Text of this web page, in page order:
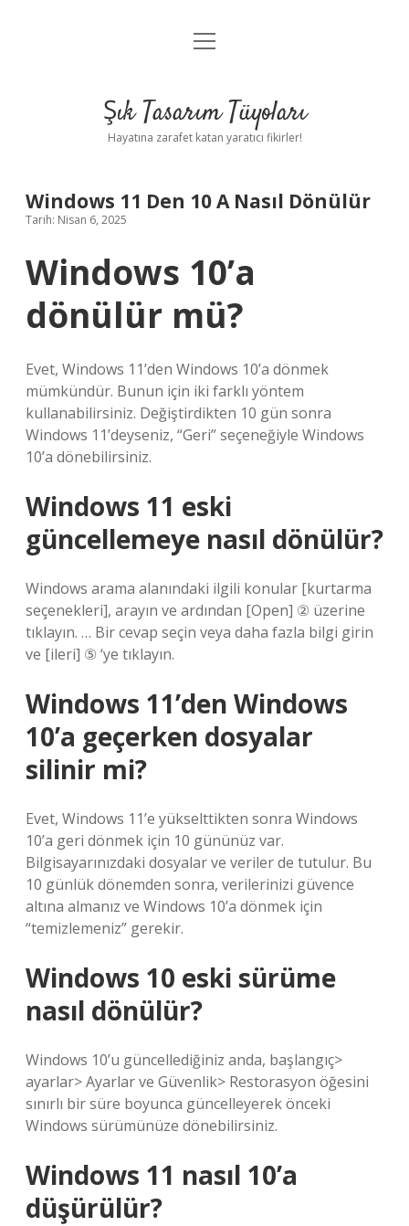
Anasayfa
Yasal Uyarı
menüyü
Şık Tasarım Tüyoları
Hayatına zarafet katan yaratıcı fikirler!
Windows 11 Den 10 A Nasıl Dönülür
Tarih: Nisan 6, 2025
Windows 10’a
dönülür mü?
Evet, Windows 11’den Windows 10’a dönmek
mümkündür. Bunun için iki farklı yöntem
kullanabilirsiniz. Değiştirdikten 10 gün sonra
Windows 11’deyseniz, “Geri” seçeneğiyle Windows
10’a dönebilirsiniz.
Windows 11 eski
güncellemeye nasıl dönülür?
Windows arama alanındaki ilgili konular [kurtarma
seçenekleri], arayın ve ardından [Open] ② üzerine
tıklayın. … Bir cevap seçin veya daha fazla bilgi girin
ve [ileri] ⑤ ‘ye tıklayın.
Windows 11’den Windows
10’a geçerken dosyalar
silinir mi?
Evet, Windows 11’e yükselttikten sonra Windows
10’a geri dönmek için 10 gününüz var.
Bilgisayarınızdaki dosyalar ve veriler de tutulur. Bu
10 günlük dönemden sonra, verilerinizi güvence
altına almanız ve Windows 10’a dönmek için
“temizlemeniz” gerekir.
Windows 10 eski sürüme
nasıl dönülür?
Windows 10’u güncellediğiniz anda, başlangıç>
ayarlar> Ayarlar ve Güvenlik> Restorasyon öğesini
sınırlı bir süre boyunca güncelleyerek önceki
Windows sürümünüze dönebilirsiniz.
Windows 11 nasıl 10’a
düşürülür?